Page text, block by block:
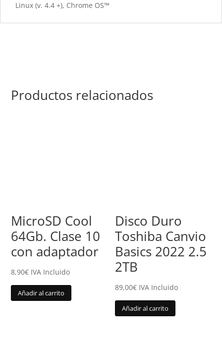
Linux (v. 4.4 +), Chrome OS™
Productos relacionados
MicroSD Cool
64Gb. Clase 10
con adaptador
8,90€ IVA Incluido
Añadir al carrito
Disco Duro
Toshiba Canvio
Basics 2022 2.5
2TB
89,00€ IVA Incluido
Añadir al carrito